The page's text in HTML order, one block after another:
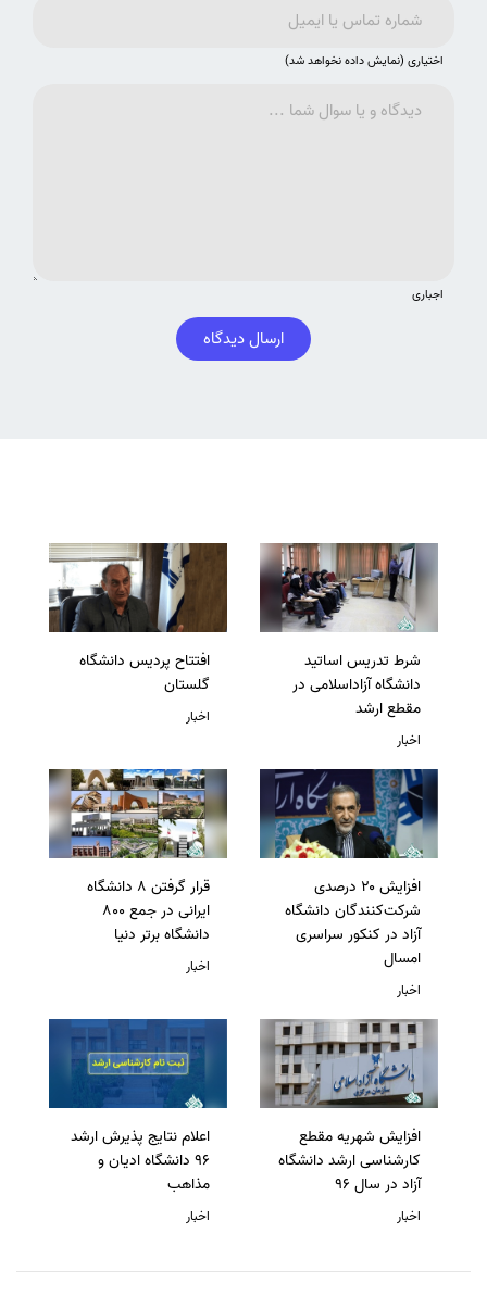
اختیاری (نمایش داده نخواهد شد)
اجباری
ارسال دیدگاه
شرط تدریس اساتید
دانشگاه آزاداسلامی در
مقطع ارشد
اخبار
افتتاح پردیس دانشگاه
گلستان
اخبار
افزایش ۲۰ درصدی
شرکت‌کنندگان دانشگاه
آزاد در کنکور سراسری
امسال
اخبار
قرار گرفتن 8 دانشگاه
ایرانی در جمع 800
دانشگاه برتر دنیا
اخبار
افزایش شهریه مقطع
کارشناسی ارشد دانشگاه
آزاد در سال 96
اخبار
اعلام نتایج پذیرش ارشد
96 دانشگاه ادیان و
مذاهب
اخبار